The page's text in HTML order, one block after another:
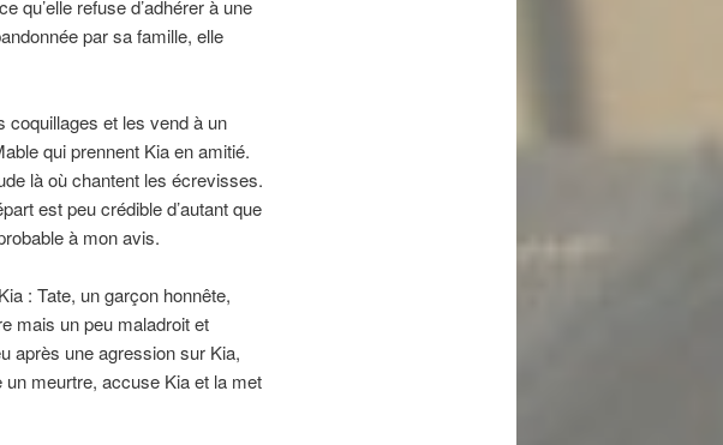
qu’elle refuse d’adhérer à une
par sa famille, elle
coquillages et les vend à un
qui prennent Kia en amitié.
là où chantent les écrevisses.
est peu crédible d’autant que
à mon avis.
: Tate, un garçon honnête,
mais un peu maladroit et
après une agression sur Kia,
meurtre, accuse Kia et la met